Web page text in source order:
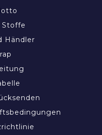
Stoffe
Händler